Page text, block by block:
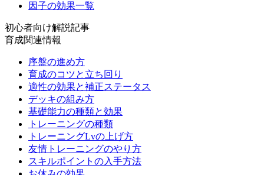
因子の効果一覧
初心者向け解説記事
育成関連情報
序盤の進め方
育成のコツと立ち回り
適性の効果と補正ステータス
デッキの組み方
基礎能力の種類と効果
トレーニングの種類
トレーニングLvの上げ方
友情トレーニングのやり方
スキルポイントの入手方法